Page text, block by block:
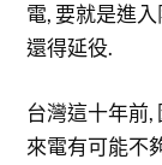
電, 要就是進
還得延役.
台灣這十年前,
來電有可能不